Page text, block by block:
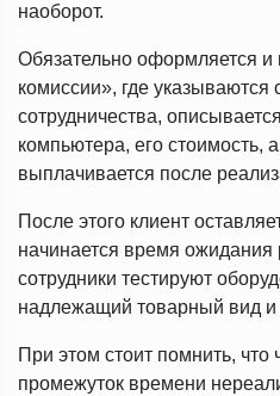
наоборот.
Обязательно оформляется и
комиссии», где указываются
сотрудничества,
компьютера, его стоимость,
выплачивается после
После этого клиент
начинается время
сотрудники тестируют
надлежащий товарный вид
При этом стоит помнить,
промежуток времени